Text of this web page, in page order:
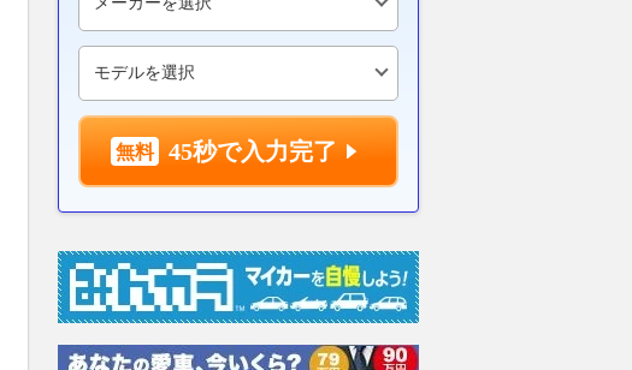
バイクのニュース motorsport.com 日本版
45秒で入力完了